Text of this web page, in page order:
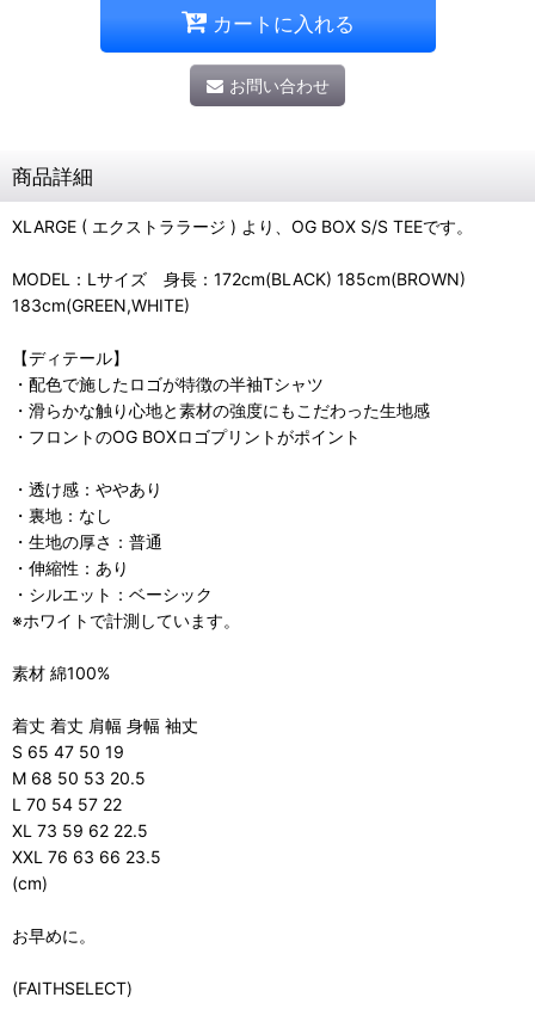
カートに入れる
お問い合わせ
商品詳細
XLARGE ( エクストララージ ) より、OG BOX S/S TEEです。
MODEL：Lサイズ 身長：172cm(BLACK) 185cm(BROWN)
183cm(GREEN,WHITE)
【ディテール】
・配色で施したロゴが特徴の半袖Tシャツ
・滑らかな触り心地と素材の強度にもこだわった生地感
・フロントのOG BOXロゴプリントがポイント
・透け感：ややあり
・裏地：なし
・生地の厚さ：普通
・伸縮性：あり
・シルエット：ベーシック
※ホワイトで計測しています。
素材 綿100%
着丈 着丈 肩幅 身幅 袖丈
S 65 47 50 19
M 68 50 53 20.5
L 70 54 57 22
XL 73 59 62 22.5
XXL 76 63 66 23.5
(cm)
お早めに。
(FAITHSELECT)